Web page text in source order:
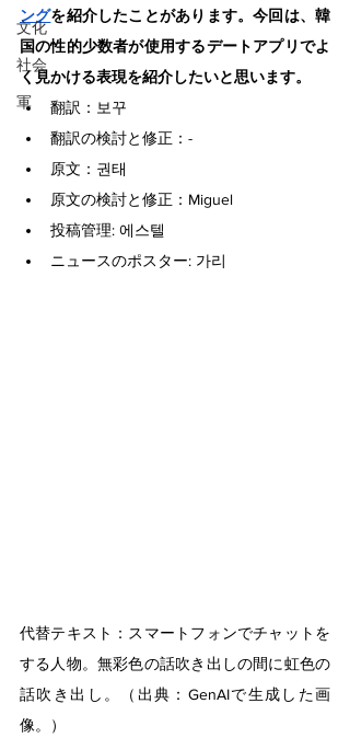
文化
社会
軍
ングを紹介したことがあります。今回は、韓
国の性的少数者が使用するデートアプリでよ
く見かける表現を紹介したいと思います。
翻訳：보꾸
翻訳の検討と修正：-
原文：권태
原文の検討と修正：Miguel
投稿管理: 에스텔
ニュースのポスター: 가리
代替テキスト：スマートフォンでチャットを
する人物。無彩色の話吹き出しの間に虹色の
話吹き出し。（出典：GenAIで生成した画
像。）